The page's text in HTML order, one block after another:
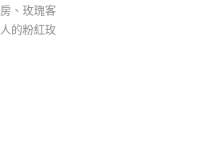
、玫瑰客
的粉紅玫